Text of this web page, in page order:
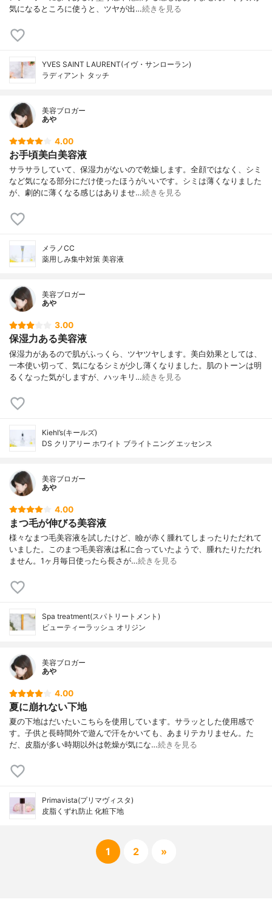
気になるところに使うと、ツヤが出…続きを見る
YVES SAINT LAURENT(イヴ・サンローラン)
ラディアント タッチ
美容ブロガー
あや
4.00
お手頃美白美容液
サラサラしていて、保湿力がないので乾燥します。全顔ではなく、シミ
など気になる部分にだけ使ったほうがいいです。シミは薄くなりました
が、劇的に薄くなる感じはありませ…続きを見る
メラノCC
薬用しみ集中対策 美容液
美容ブロガー
あや
3.00
保湿力ある美容液
保湿力があるので肌がふっくら、ツヤツヤします。美白効果としては、
一本使い切って、気になるシミが少し薄くなりました。肌のトーンは明
るくなった気がしますが、ハッキリ…続きを見る
Kiehl’s(キールズ)
DS クリアリー ホワイト ブライトニング エッセンス
美容ブロガー
あや
4.00
まつ毛が伸びる美容液
様々なまつ毛美容液を試したけど、瞼が赤く腫れてしまったりただれて
いました。このまつ毛美容液は私に合っていたようで、腫れたりただれ
ません。1ヶ月毎日使ったら長さが…続きを見る
Spa treatment(スパトリートメント)
ビューティーラッシュ オリジン
美容ブロガー
あや
4.00
夏に崩れない下地
夏の下地はだいたいこちらを使用しています。サラッとした使用感で
す。子供と長時間外で遊んで汗をかいても、あまりテカリません。た
だ、皮脂が多い時期以外は乾燥が気にな…続きを見る
Primavista(プリマヴィスタ)
皮脂くずれ防止 化粧下地
1 2 »